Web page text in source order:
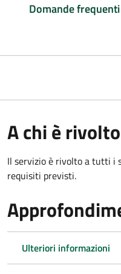
Domande frequenti
A chi è rivolto
Il servizio è rivolto a tutti i
requisiti previsti.
Ulteriori informazioni